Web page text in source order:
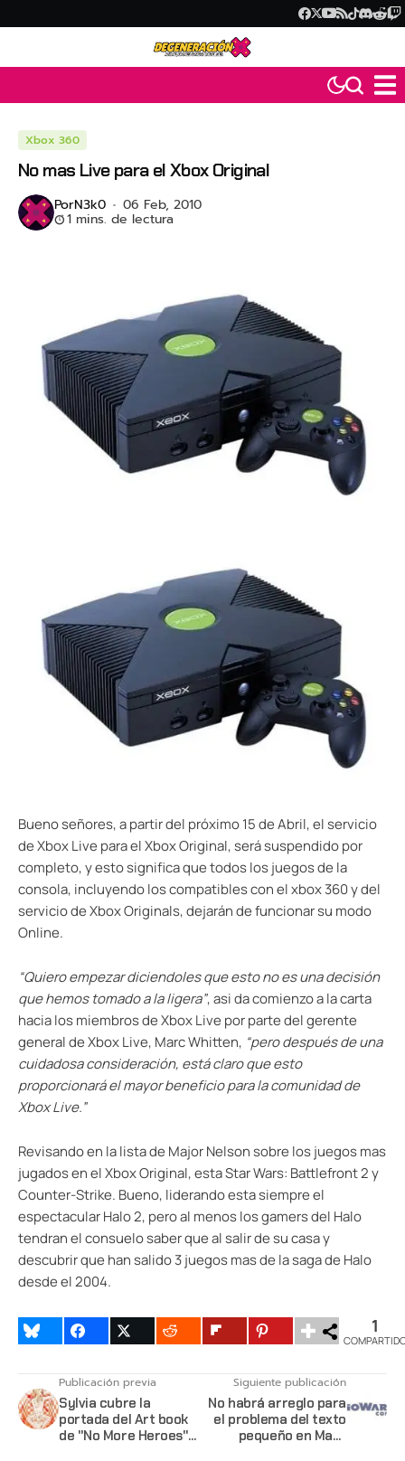
Xbox 360
No mas Live para el Xbox Original
PorN3k0 06 Feb, 2010
1 mins. de lectura
Bueno señores, a partir del próximo 15 de Abril, el servicio
de Xbox Live para el Xbox Original, será suspendido por
completo, y esto significa que todos los juegos de la
consola, incluyendo los compatibles con el xbox 360 y del
servicio de Xbox Originals, dejarán de funcionar su modo
Online.
“Quiero empezar diciendoles que esto no es una decisión
que hemos tomado a la ligera”, asi da comienzo a la carta
hacia los miembros de Xbox Live por parte del gerente
general de Xbox Live, Marc Whitten, “pero después de una
cuidadosa consideración, está claro que esto
proporcionará el mayor beneficio para la comunidad de
Xbox Live.”
Revisando en la lista de Major Nelson sobre los juegos mas
jugados en el Xbox Original, esta Star Wars: Battlefront 2 y
Counter-Strike. Bueno, liderando esta siempre el
espectacular Halo 2, pero al menos los gamers del Halo
tendran el consuelo saber que al salir de su casa y
descubrir que han salido 3 juegos mas de la saga de Halo
desde el 2004.
1
Publicación previa
Sylvia cubre la
portada del Art book
de "No More Heroes"
Siguiente publicación
No habrá arreglo para
el problema del texto
pequeño en Mass